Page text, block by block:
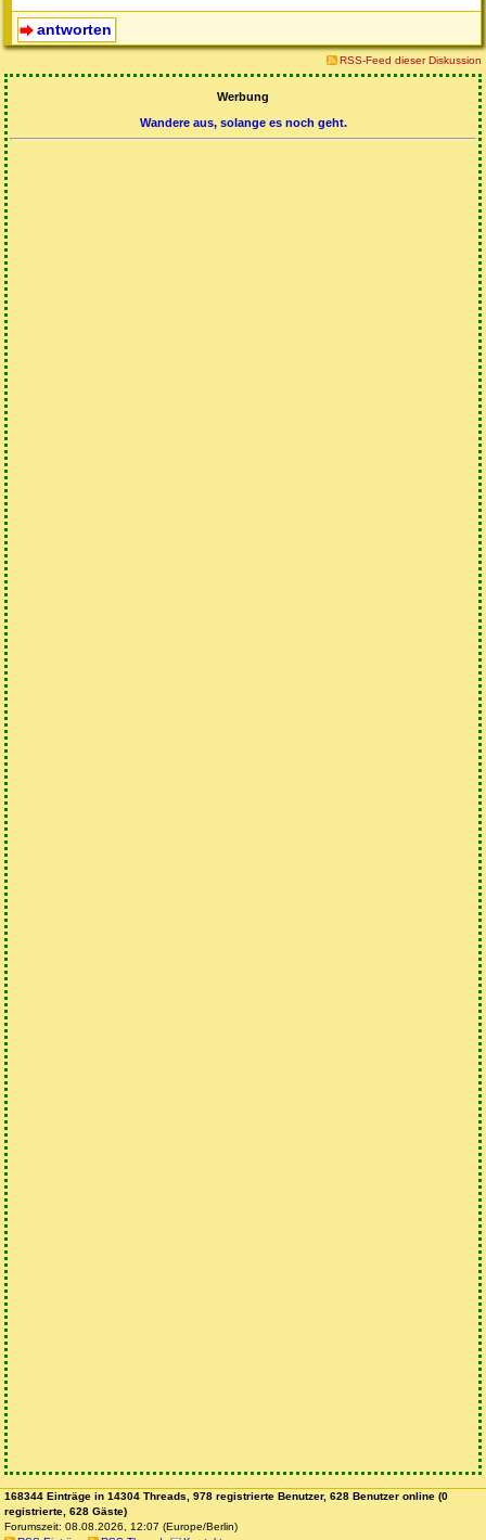
antworten
RSS-Feed dieser Diskussion
Werbung
Wandere aus, solange es noch geht.
168344 Einträge in 14304 Threads, 978 registrierte Benutzer, 628 Benutzer online (0
registrierte, 628 Gäste)
Forumszeit: 08.08.2026, 12:07 (Europe/Berlin)